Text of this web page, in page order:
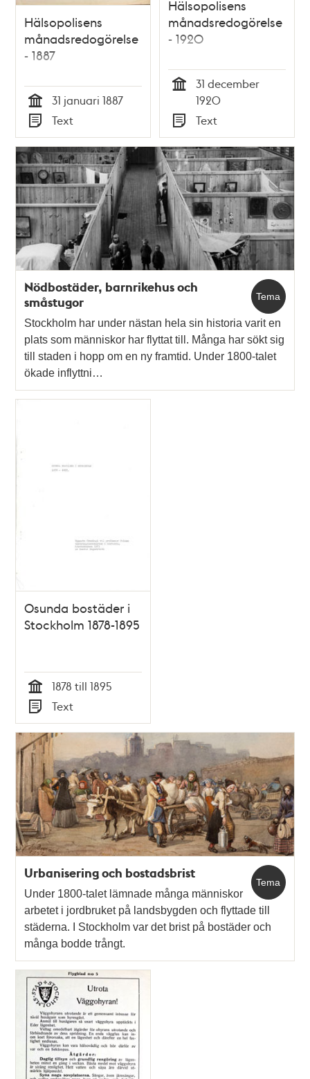
Hälsopolisens
månadsredogörelse
- 1887
Tid
31 januari 1887
Typ
Text
Hälsopolisens
månadsredogörelse
- 1920
31 december
1920
Typ
Text
Tema
Nödbostäder, barnrikehus och
småstugor
Stockholm har under nästan hela sin historia varit en
plats som människor har flyttat till. Många har sökt sig
till staden i hopp om en ny framtid. Under 1800-talet
ökade inflyttni…
Osunda bostäder i
Stockholm 1878-1895
Tid
1878 till 1895
Typ
Text
Tema
Urbanisering och bostadsbrist
Under 1800-talet lämnade många människor
arbetet i jordbruket på landsbygden och flyttade till
städerna. I Stockholm var det brist på bostäder och
många bodde trångt.